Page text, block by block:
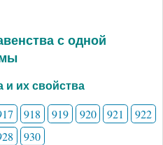
с одной
и их свойства
918 919 920 921
922
930